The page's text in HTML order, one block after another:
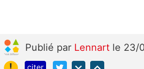
Publié par Lennart le 23/
!
citer